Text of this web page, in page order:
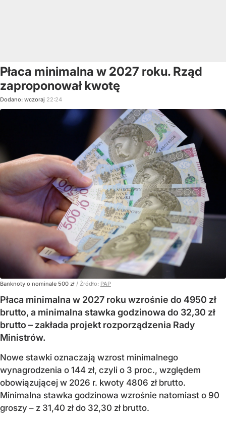
Płaca minimalna w 2027 roku. Rząd
zaproponował kwotę
Dodano: wczoraj 22:24
Banknoty o nominale 500 zł / Źródło: PAP
Płaca minimalna w 2027 roku wzrośnie do 4950 zł
brutto, a minimalna stawka godzinowa do 32,30 zł
brutto – zakłada projekt rozporządzenia Rady
Ministrów.
Nowe stawki oznaczają wzrost minimalnego
wynagrodzenia o 144 zł, czyli o 3 proc., względem
obowiązującej w 2026 r. kwoty 4806 zł brutto.
Minimalna stawka godzinowa wzrośnie natomiast o 90
groszy – z 31,40 zł do 32,30 zł brutto.